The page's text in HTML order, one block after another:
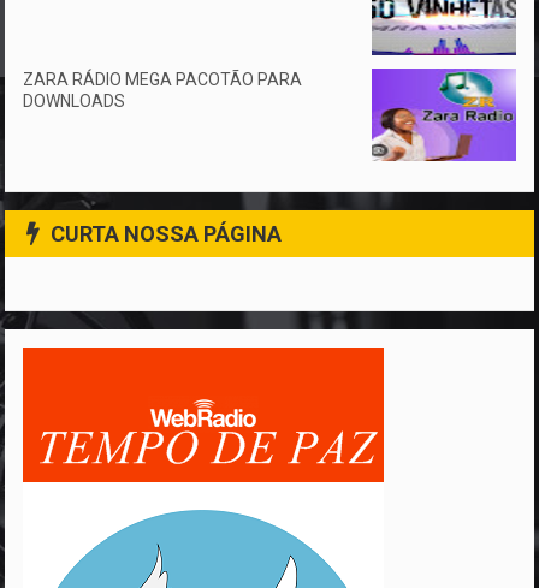
ZARA RÁDIO MEGA PACOTÃO PARA
DOWNLOADS
CURTA NOSSA PÁGINA